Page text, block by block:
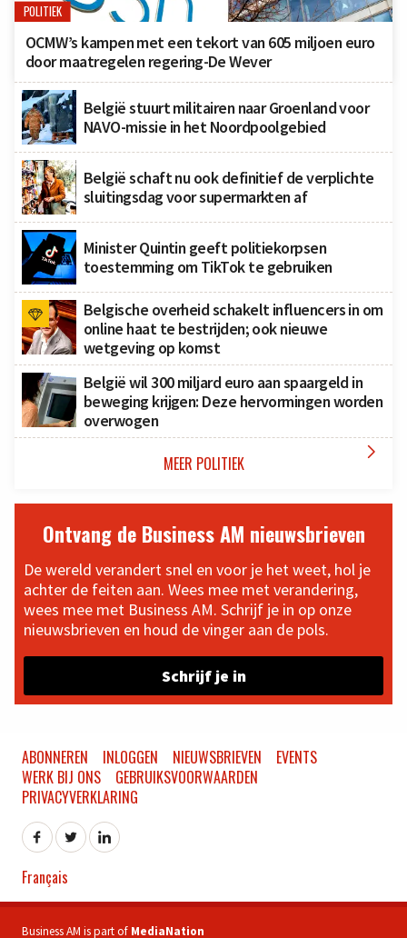
POLITIEK
OCMW’s kampen met een tekort van 605 miljoen euro
door maatregelen regering-De Wever
België stuurt militairen naar Groenland voor
NAVO-missie in het Noordpoolgebied
België schaft nu ook definitief de verplichte
sluitingsdag voor supermarkten af
Minister Quintin geeft politiekorpsen
toestemming om TikTok te gebruiken
Belgische overheid schakelt influencers in om
online haat te bestrijden; ook nieuwe
wetgeving op komst
België wil 300 miljard euro aan spaargeld in
beweging krijgen: Deze hervormingen worden
overwogen
MEER POLITIEK 
Ontvang de Business AM nieuwsbrieven
De wereld verandert snel en voor je het weet, hol je
achter de feiten aan. Wees mee met verandering,
wees mee met Business AM. Schrijf je in op onze
nieuwsbrieven en houd de vinger aan de pols.
Schrijf je in
ABONNEREN INLOGGEN NIEUWSBRIEVEN
EVENTS
WERK BIJ ONS
GEBRUIKSVOORWAARDEN
PRIVACYVERKLARING
Français
Business AM is part of MediaNation